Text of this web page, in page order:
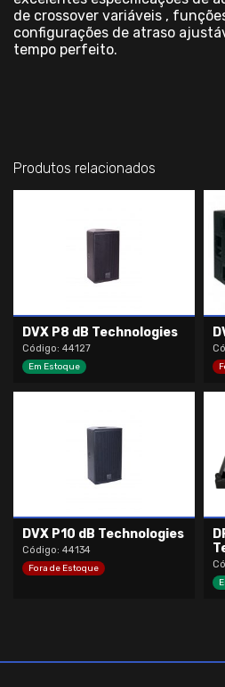
de crossover variáveis ,
configurações de atraso
tempo perfeito.
Produtos relacionados
DVX P8 dB Technologies
Código: 44127
Em Estoque
DVX P10 dB Technologies
Código: 44134
Fora de Estoque